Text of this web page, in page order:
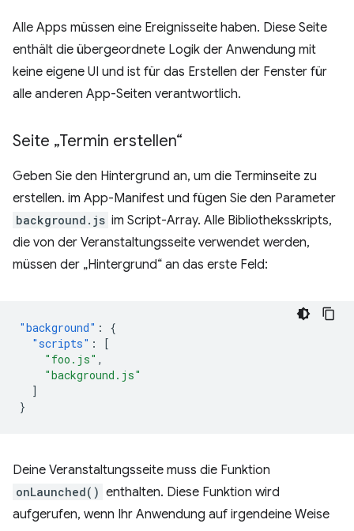
Alle Apps müssen eine Ereignisseite haben. Diese Seite
enthält die übergeordnete Logik der Anwendung mit
keine eigene UI und ist für das Erstellen der Fenster für
alle anderen App-Seiten verantwortlich.
Seite „Termin erstellen“
Geben Sie den Hintergrund an, um die Terminseite zu
erstellen. im App-Manifest und fügen Sie den Parameter
background.js im Script-Array. Alle Bibliotheksskripts,
die von der Veranstaltungsseite verwendet werden,
müssen der „Hintergrund“ an das erste Feld:
"background" :
{
"scripts" :
[
"foo.js" ,
"background.js"
]
}
Deine Veranstaltungsseite muss die Funktion
onLaunched() enthalten. Diese Funktion wird
aufgerufen, wenn Ihr Anwendung auf irgendeine Weise